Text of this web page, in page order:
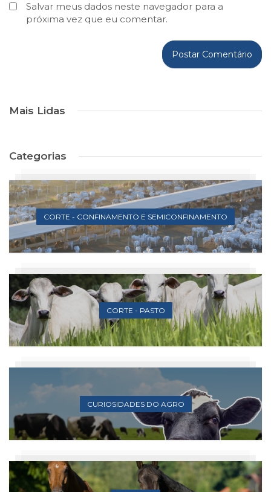
Salvar meus dados neste navegador para a
próxima vez que eu comentar.
Mais Lidas
Categorias
CORTE - CONFINAMENTO E SEMICONFINAMENTO
CORTE - PASTO
CURIOSIDADES DO AGRO